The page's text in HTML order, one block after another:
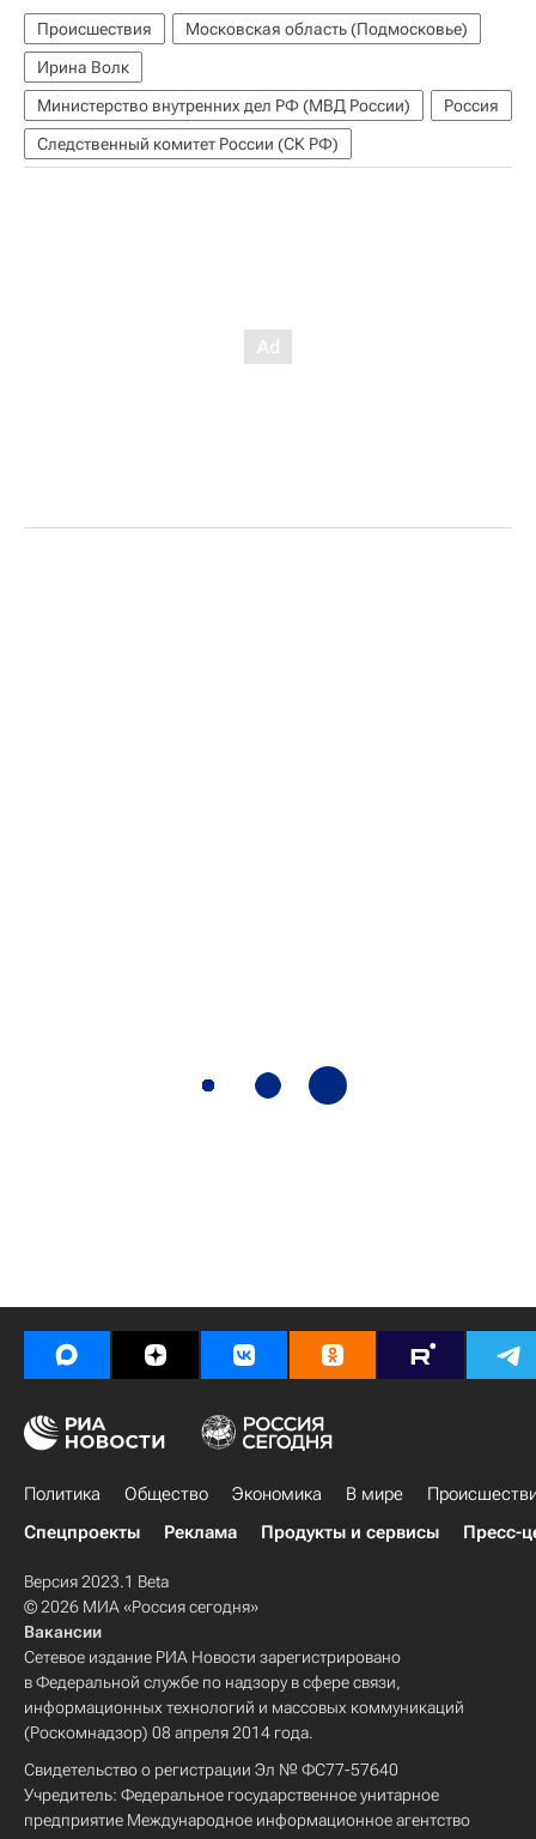
Происшествия
Московская область (Подмосковье)
Ирина Волк
Министерство внутренних дел РФ (МВД России)
Россия
Следственный комитет России (СК РФ)
Политика Общество Экономика В мире
Спецпроекты
Реклама Продукты и сервисы Пресс-
Версия 2023.1 Beta
© 2026 МИА «Россия сегодня»
Вакансии
Сетевое издание РИА Новости зарегистрировано
в Федеральной службе по надзору в сфере связи,
информационных технологий и массовых коммуникаций
(Роскомнадзор) 08 апреля 2014 года.
Свидетельство о регистрации Эл № ФС77-57640
Учредитель: Федеральное государственное унитарное
предприятие Международное информационное агентство